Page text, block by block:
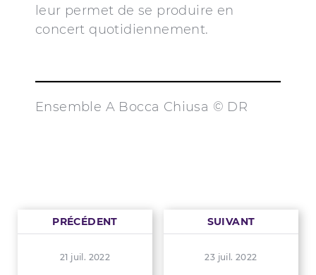
leur permet de se produire en
concert quotidiennement.
Ensemble A Bocca Chiusa © DR
PRÉCÉDENT
21 juil. 2022
SUIVANT
23 juil. 2022